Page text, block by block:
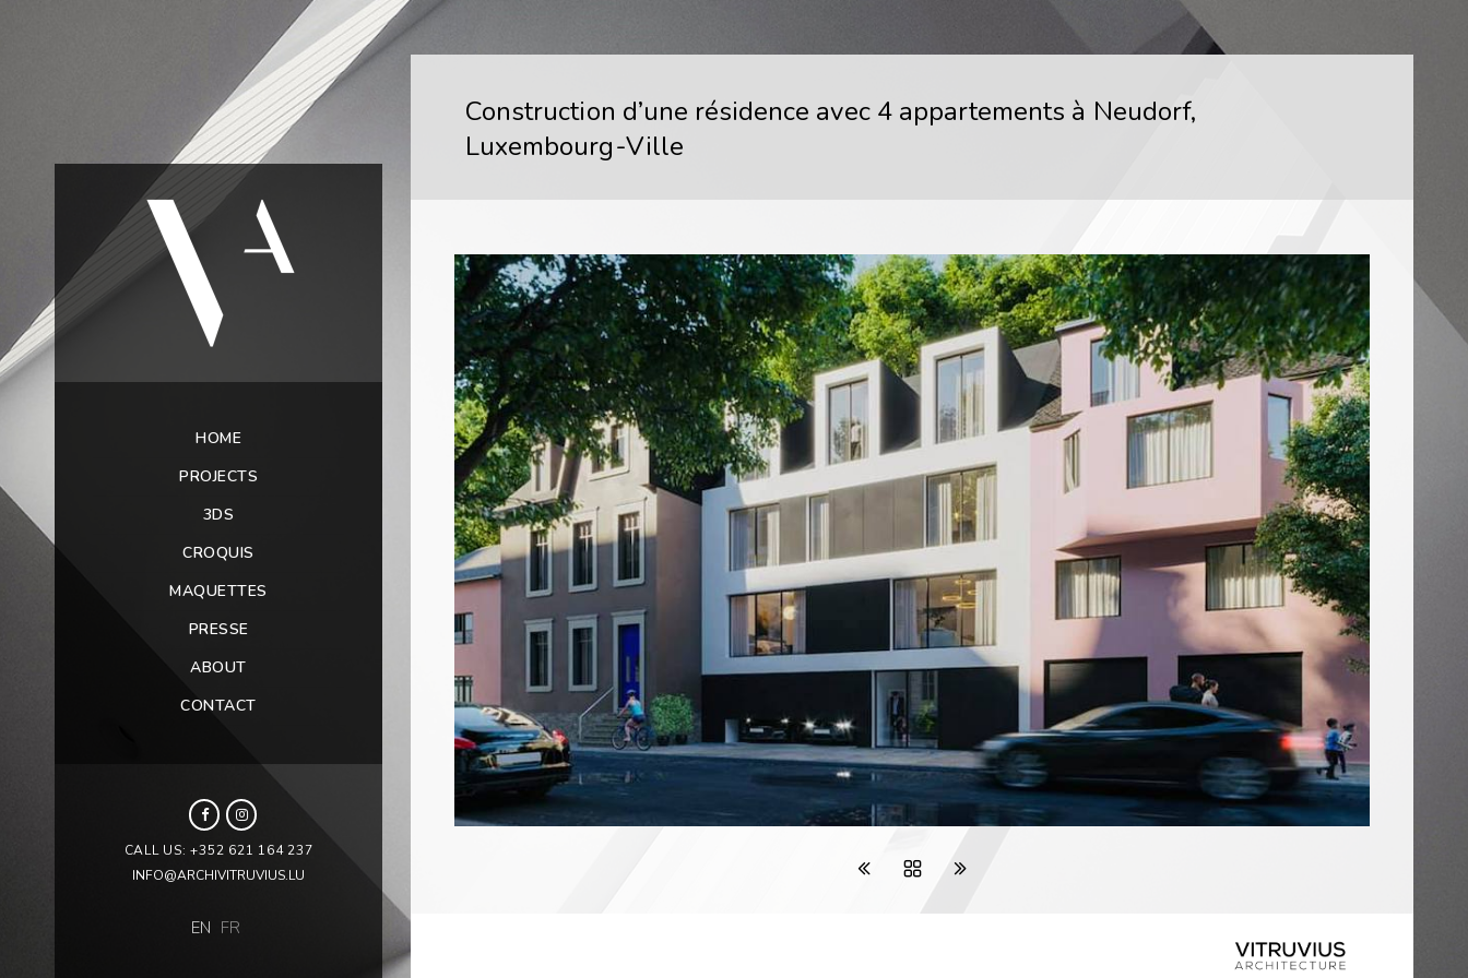
HOME
PROJECTS
3DS
CROQUIS
MAQUETTES
PRESSE
ABOUT
CONTACT
CALL US: +352 621 164 237
INFO@ARCHIVITRUVIUS.LU
EN FR
Construction d’une résidence avec 4 appartements à Neudorf,
Luxembourg-Ville